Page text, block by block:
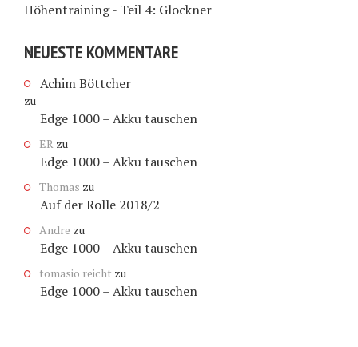
Höhentraining - Teil 4: Glockner
NEUESTE KOMMENTARE
Achim Böttcher
zu
Edge 1000 – Akku tauschen
ER zu
Edge 1000 – Akku tauschen
Thomas zu
Auf der Rolle 2018/2
Andre zu
Edge 1000 – Akku tauschen
tomasio reicht zu
Edge 1000 – Akku tauschen